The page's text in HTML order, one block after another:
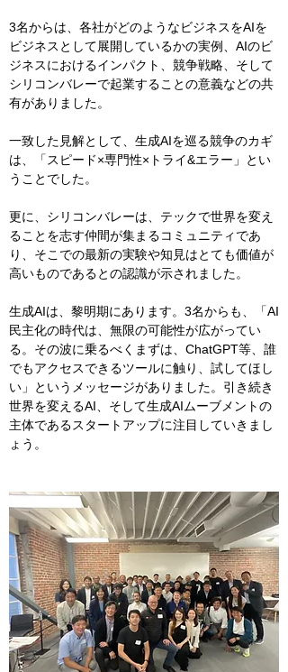
3名からは、各社がどのようなビジネスをAIを
ビジネスとして展開しているかの実例、AIのビ
ジネスにおけるインパクト、競争戦略、そして
シリコンバレーで起業することの意義などの共
有がありました。
一致した見解として、生成AIを巡る競争のカギ
は、「スピード×専門性×トライ&エラー」とい
うことでした。
更に、シリコンバレーは、テックで世界を変え
ることを志す仲間が集まるコミュニティであ
り、そこでの最新の実験や知見はとても価値が
高いものであるとの認識が示されました。
生成AIは、黎明期にあります。3名からも、「AI
民主化の時代は、無限の可能性が広がってい
る。その波に乗るべくまずは、ChatGPT等、誰
でもアクセスできるツールに触り、試してほし
い」というメッセージがありました。引き続き
世界を変えるAI、そして生成AIムーブメントの
主体であるスタートアップに注目していきまし
ょう。